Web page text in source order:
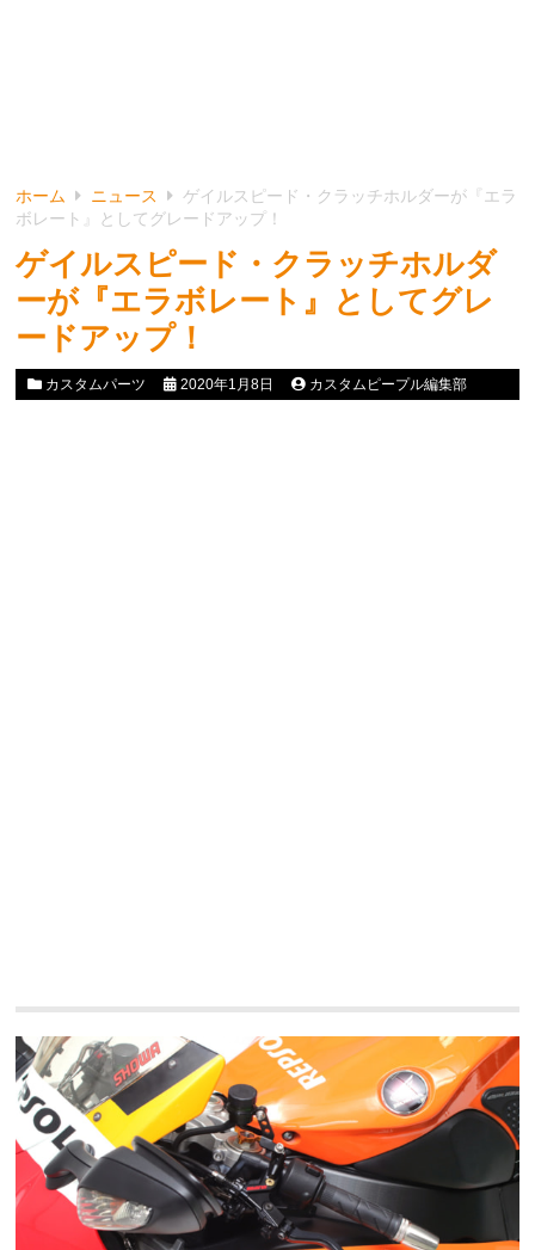
ホーム ニュース
ゲイルスピード・クラッチホルダーが『エラ
ボレート』としてグレードアップ！
ゲイルスピード・クラッチホルダ
ーが『エラボレート』としてグレ
ードアップ！
カスタムパーツ 2020年1月8日 カスタムピープル編集部